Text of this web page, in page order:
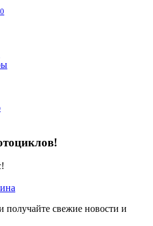
0
свежие новости и